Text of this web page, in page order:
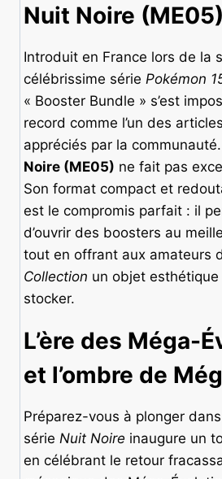
Nuit Noire (ME05)
Introduit en France lors de la
célébrissime série Pokémon
« Booster Bundle » s’est
record comme l’un des
appréciés par la
Noire (ME05) ne fait pas
Son format compact et
est le compromis parfait : il
d’ouvrir des boosters au
tout en offrant aux amateurs
Collection un objet
stocker.
L’ère des Méga-
et l’ombre de
Préparez-vous à plonger
série Nuit Noire inaugure un
en célébrant le retour